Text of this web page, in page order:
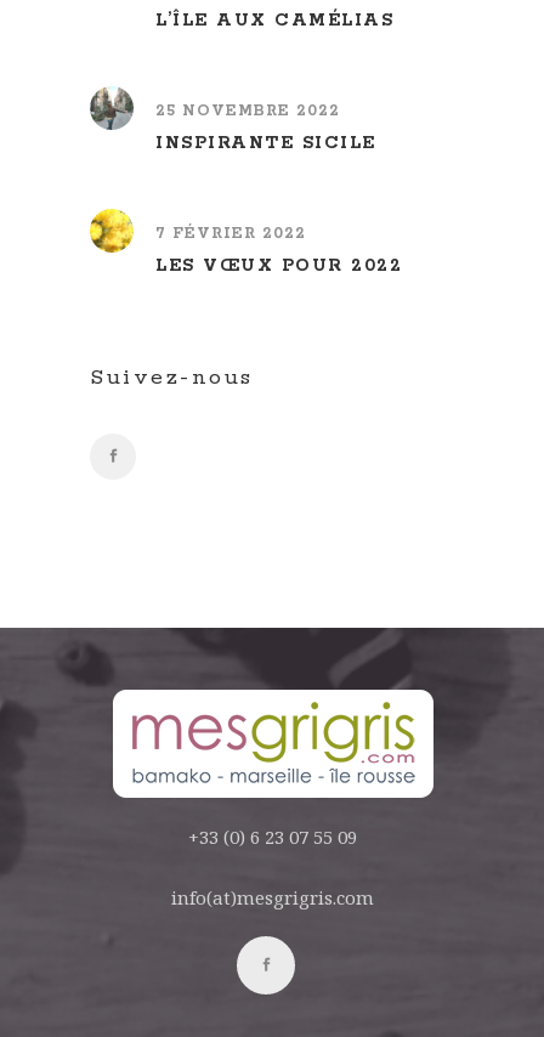
L’ÎLE AUX CAMÉLIAS
25 NOVEMBRE 2022
INSPIRANTE SICILE
7 FÉVRIER 2022
LES VŒUX POUR 2022
Suivez-nous
+33 (0) 6 23 07 55 09
info(at)mesgrigris.com